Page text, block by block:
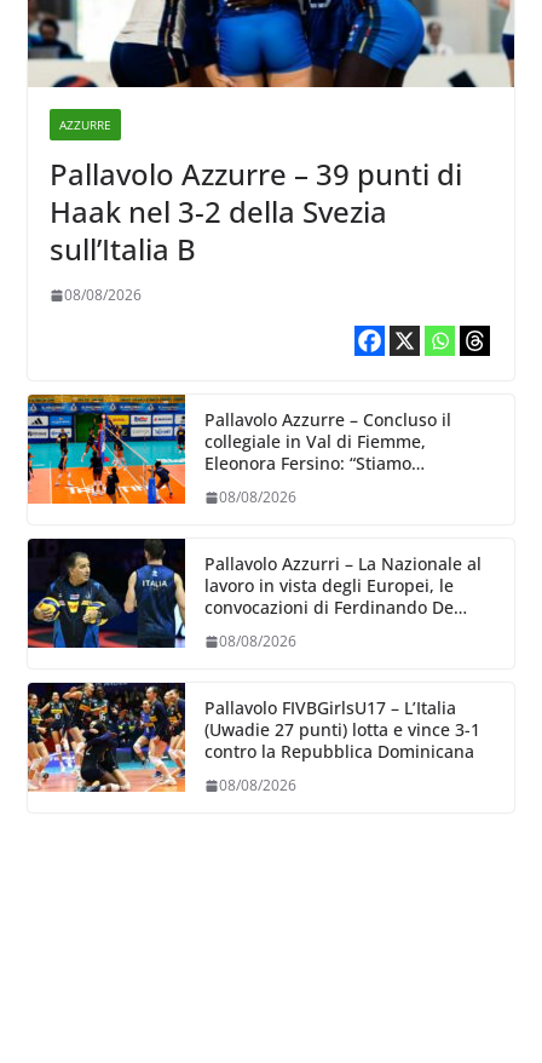
AZZURRE
Pallavolo Azzurre – 39 punti di
Haak nel 3-2 della Svezia
sull’Italia B
08/08/2026
Pallavolo Azzurre – Concluso il
collegiale in Val di Fiemme,
Eleonora Fersino: “Stiamo
dove poter migliorare”.
08/08/2026
Pallavolo Azzurri – La Nazionale al
lavoro in vista degli Europei, le
convocazioni di Ferdinando De
08/08/2026
Pallavolo FIVBGirlsU17 – L’Italia
(Uwadie 27 punti) lotta e vince 3-1
contro la Repubblica Dominicana
08/08/2026